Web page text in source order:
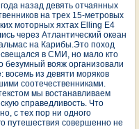
назад девять отчаянных
на трех 15-метровых
моторных яхтах Elling E4
через Атлантический океан
на Карибы.Это поход
в СМИ, но мало кто
безумный вояж организовали
восемь из девяти моряков
соотечественниками.
мы востанавливаем
справедливость. Что
с тех пор ни одного
путешествия совершенно не